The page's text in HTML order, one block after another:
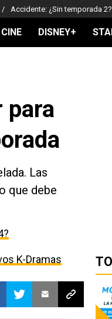
Accidente: ¿Sin temporada 2?
CINE DISNEY+
para
Las
que debe
K-Dramas